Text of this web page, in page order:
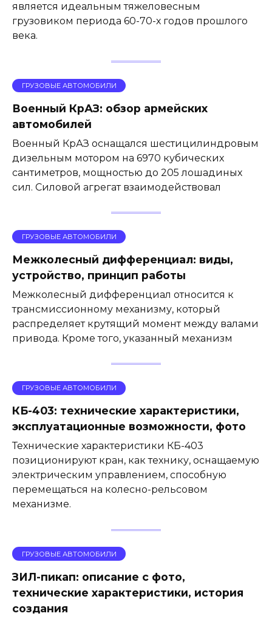
является идеальным тяжеловесным
грузовиком периода 60-70-х годов прошлого
века.
ГРУЗОВЫЕ АВТОМОБИЛИ
Военный КрАЗ: обзор армейских
автомобилей
Военный КрАЗ оснащался шестицилиндровым
дизельным мотором на 6970 кубических
сантиметров, мощностью до 205 лошадиных
сил. Силовой агрегат взаимодействовал
ГРУЗОВЫЕ АВТОМОБИЛИ
Межколесный дифференциал: виды,
устройство, принцип работы
Межколесный дифференциал относится к
трансмиссионному механизму, который
распределяет крутящий момент между валами
привода. Кроме того, указанный механизм
ГРУЗОВЫЕ АВТОМОБИЛИ
КБ-403: технические характеристики,
эксплуатационные возможности, фото
Технические характеристики КБ-403
позиционируют кран, как технику, оснащаемую
электрическим управлением, способную
перемещаться на колесно-рельсовом
механизме.
ГРУЗОВЫЕ АВТОМОБИЛИ
ЗИЛ-пикап: описание с фото,
технические характеристики, история
создания